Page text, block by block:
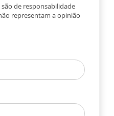
de responsabilidade
representam a opinião